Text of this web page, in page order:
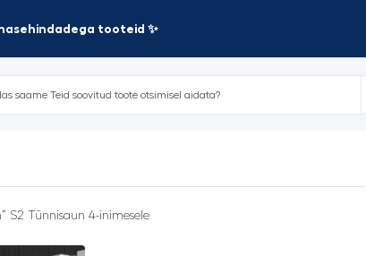
tooteid ✨
S2 Tünnisaun 4-inimesele